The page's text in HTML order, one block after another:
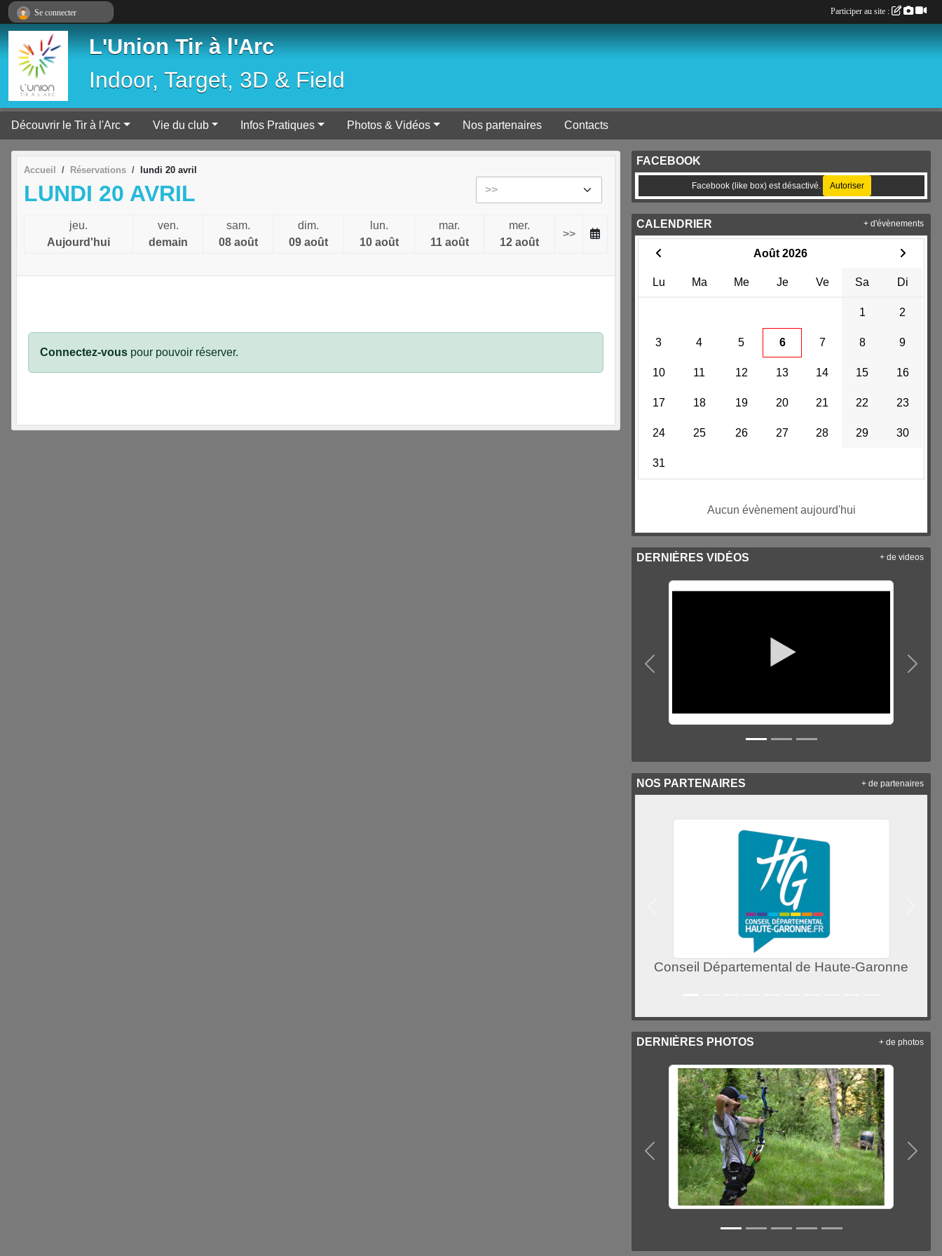
L'Union Tir à l'Arc
Indoor, Target, 3D & Field
Découvrir le Tir à l'Arc Vie du club Infos Pratiques Photos & Vidéos Nos partenaires Contacts
Accueil Réservations lundi 20 avril
LUNDI 20 AVRIL
jeu.
Aujourd'hui
ven.
demain
sam.
08 août
dim.
09 août
lun.
10 août
mar.
11 août
mer.
12 août
>>
Connectez-vous pour pouvoir réserver.
FACEBOOK
Facebook (like box) est désactivé. Autoriser
CALENDRIER
Août 2026
Lu Ma Me Je Ve Sa Di
1 2
3 4 5 6 7 8 9
10 11 12 13 14 15 16
17 18 19 20 21 22 23
24 25 26 27 28 29 30
31
Aucun évènement aujourd'hui
+ d'évènements
DERNIÈRES VIDÉOS
Précedent
+ de videos
NOS PARTENAIRES
Conseil Départemental de Haute-Garonne
+ de partenaires
DERNIÈRES PHOTOS
Précedent
+ de photos
Se connecter Participer au site :
Panneau de gestion des cookies